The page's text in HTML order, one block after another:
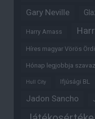
Gary Neville
Harry Amass
Híres magyar Vörös
Hónap legjobbja
Hull City Ifjúsági BL
Jadon Sancho